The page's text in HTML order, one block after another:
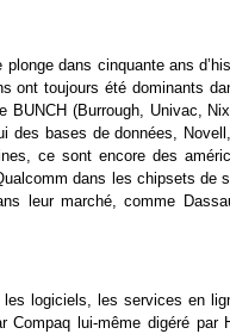
dans cinquante ans
ont toujours été dominants
(Burrough, Univac,
bases de données,
ce sont encore des
dans les chipsets de
leur marché, comme
logiciels, les services en
Compaq lui-même digéré par